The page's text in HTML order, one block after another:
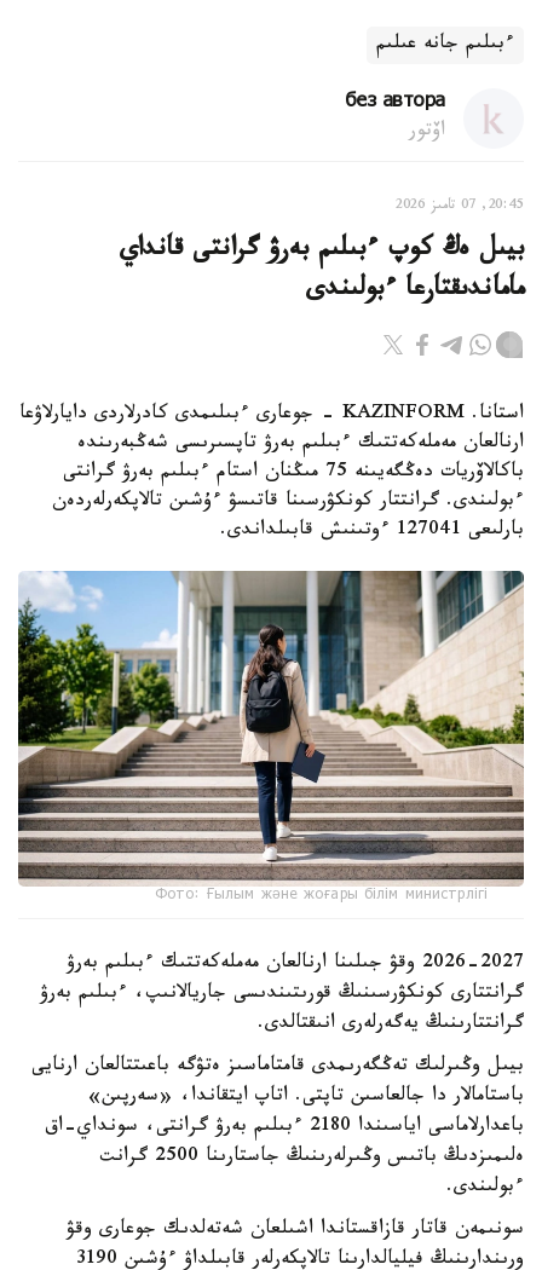
ءبىلىم جانە عىلىم
без автора
اۆتور
20:45, 07 تامىز 2026
بيىل ەڭ كوپ ءبىلىم بەرۋ گرانتى قانداي
ماماندىقتارعا ءبولىندى
استانا. KAZINFORM - جوعارى ءبىلىمدى كادرلاردى دايارلاۋعا
ارنالعان مەملەكەتتىك ءبىلىم بەرۋ تاپسىرىسى شەڭبەرىندە
باكالاۆريات دەڭگەيىنە 75 مىڭنان استام ءبىلىم بەرۋ گرانتى
ءبولىندى. گرانتتار كونكۋرسىنا قاتىسۋ ءۇشىن تالاپكەرلەردەن
بارلىعى 127041 ءوتىنىش قابىلداندى.
Фото: Ғылым және жоғары білім министрлігі
2026-2027 وقۋ جىلىنا ارنالعان مەملەكەتتىك ءبىلىم بەرۋ
گرانتتارى كونكۋرسىنىڭ قورىتىندىسى جاريالانىپ، ءبىلىم بەرۋ
گرانتتارىنىڭ يەگەرلەرى انىقتالدى.
بيىل وڭىرلىك تەڭگەرىمدى قامتاماسىز ەتۋگە باعىتتالعان ارنايى
باستامالار دا جالعاسىن تاپتى. اتاپ ايتقاندا، «سەرپىن»
باعدارلاماسى اياسىندا 2180 ءبىلىم بەرۋ گرانتى، سونداي-اق
ەلىمىزدىڭ باتىس وڭىرلەرىنىڭ جاستارىنا 2500 گرانت
ءبولىندى.
سونىمەن قاتار قازاقستاندا اشىلعان شەتەلدىك جوعارى وقۋ
ورىندارىنىڭ فيليالدارىنا تالاپكەرلەر قابىلداۋ ءۇشىن 3190